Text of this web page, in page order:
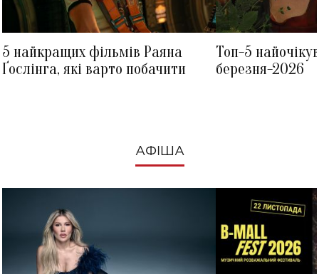
5 найкращих фільмів Раяна
Ґослінга, які варто побачити
Топ-5
березня-2026
АФІША